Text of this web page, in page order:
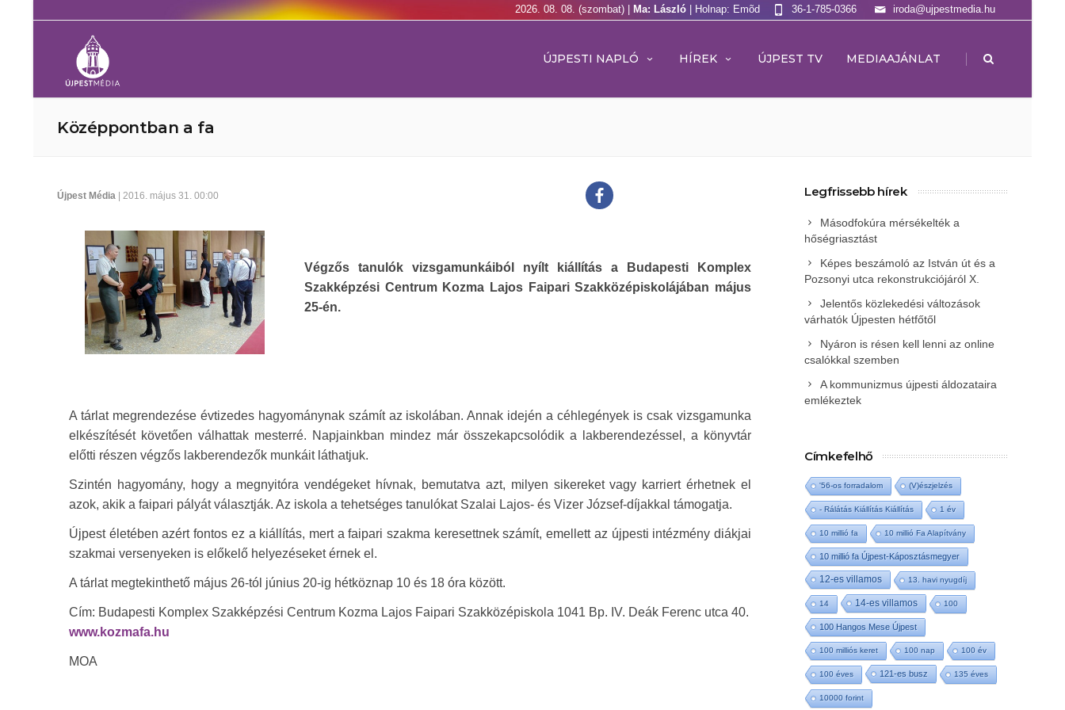
2026. 08. 08. (szombat) | Ma: László | Holnap: Emõd iroda@ujpestmedia.hu
36-1-785-0366
ÚJPESTI NAPLÓ HÍREK ÚJPEST TV MEDIAAJÁNLAT |
Középpontban a fa
Újpest Média | 2016. május 31. 00:00
Végzős tanulók vizsgamunkáiból nyílt kiállítás a Budapesti Komplex
Szakképzési Centrum Kozma Lajos Faipari Szakközépiskolájában május
25-én.
A tárlat megrendezése évtizedes hagyománynak számít az iskolában. Annak idején a céhlegények is csak vizsgamunka
elkészítését követően válhattak mesterré. Napjainkban mindez már összekapcsolódik a lakberendezéssel, a könyvtár
előtti részen végzős lakberendezők munkáit láthatjuk.
Szintén hagyomány, hogy a megnyitóra vendégeket hívnak, bemutatva azt, milyen sikereket vagy karriert érhetnek el
azok, akik a faipari pályát választják. Az iskola a tehetséges tanulókat Szalai Lajos- és Vizer József-díjakkal támogatja.
Újpest életében azért fontos ez a kiállítás, mert a faipari szakma keresettnek számít, emellett az újpesti intézmény diákjai
szakmai versenyeken is előkelő helyezéseket érnek el.
A tárlat megtekinthető május 26-tól június 20-ig hétköznap 10 és 18 óra között.
Cím: Budapesti Komplex Szakképzési Centrum Kozma Lajos Faipari Szakközépiskola 1041 Bp. IV. Deák Ferenc utca 40.
www.kozmafa.hu
MOA
Legfrissebb hírek
Másodfokúra mérsékelték a
hőségriasztást
Képes beszámoló az István út és a
Pozsonyi utca rekonstrukciójáról X.
Jelentős közlekedési változások
várhatók Újpesten hétfőtől
Nyáron is résen kell lenni az online
csalókkal szemben
A kommunizmus újpesti áldozataira
emlékeztek
Címkefelhő
'56-os forradalom (V)észjelzés
- Rálátás Kiállítás Kiállítás 1 év
10 millió fa 10 millió Fa Alapítvány
10 millió fa Újpest-Káposztásmegyer
12-es villamos 13. havi nyugdíj
14 14-es villamos 100
100 Hangos Mese Újpest
100 milliós keret 100 nap 100 év
100 éves 121-es busz 135 éves
10000 forint